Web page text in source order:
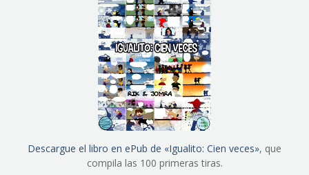
Descargue el libro en ePub de «Igualito: Cien veces», que
compila las 100 primeras tiras.